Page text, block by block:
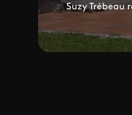
Suzy Trébeau